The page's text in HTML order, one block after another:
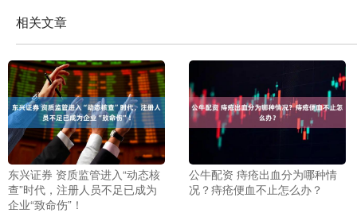
相关文章
东兴证券 资质监管进入“动态核
查”时代，注册人员不足已成为
企业“致命伤”！
公牛配资 痔疮出血分为哪种情
况？痔疮便血不止怎么办？